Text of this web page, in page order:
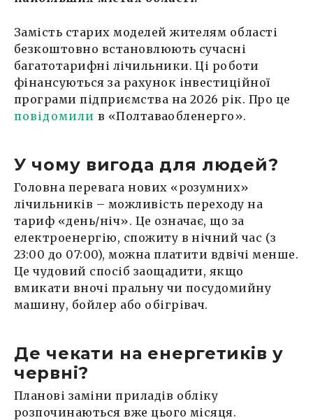
Замість старих моделей жителям області
безкоштовно встановлюють сучасні
багатотарифні лічильники. Ці роботи
фінансуються за рахунок інвестиційної
програми підприємства на 2026 рік. Про це
повідомили в «Полтаваобленерго».
У чому вигода для людей?
Головна перевага нових «розумних»
лічильників – можливість переходу на
тариф «день/ніч». Це означає, що за
електроенергію, спожиту в нічний час (з
23:00 до 07:00), можна платити вдвічі менше.
Це чудовий спосіб заощадити, якщо
вмикати вночі пральну чи посудомийну
машину, бойлер або обігрівач.
Де чекати на енергетиків у
червні?
Планові заміни приладів обліку
розпочинаються вже цього місяця.